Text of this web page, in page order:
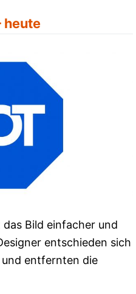
heute
Bild einfacher und
entschieden sich
entfernten die